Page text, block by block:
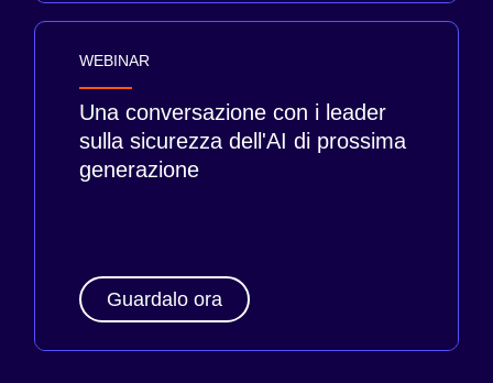
WEBINAR
Una conversazione con i leader
sulla sicurezza dell'AI di prossima
generazione
Guardalo ora